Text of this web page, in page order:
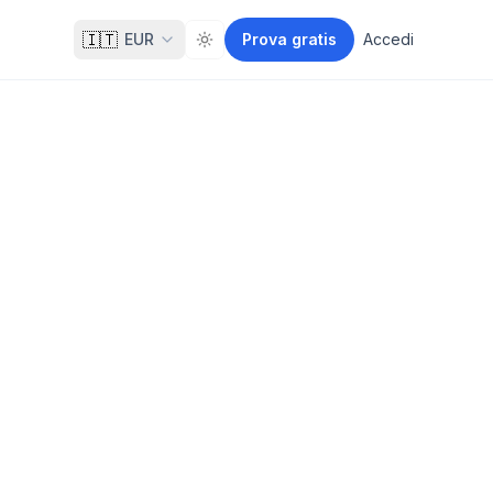
🇮🇹 EUR
Toggle theme
Prova gratis Accedi